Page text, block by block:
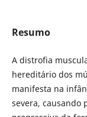
Resumo
A distrofia
hereditário dos
manifesta na
severa, causando